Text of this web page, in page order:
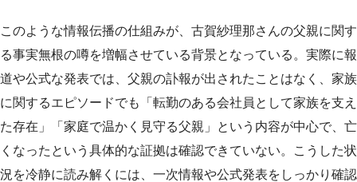
このような情報伝播の仕組みが、古賀紗理那さんの父親に関す
る事実無根の噂を増幅させている背景となっている。実際に報
道や公式な発表では、父親の訃報が出されたことはなく、家族
に関するエピソードでも「転勤のある会社員として家族を支え
た存在」「家庭で温かく見守る父親」という内容が中心で、亡
くなったという具体的な証拠は確認できていない。こうした状
況を冷静に読み解くには、一次情報や公式発表をしっかり確認